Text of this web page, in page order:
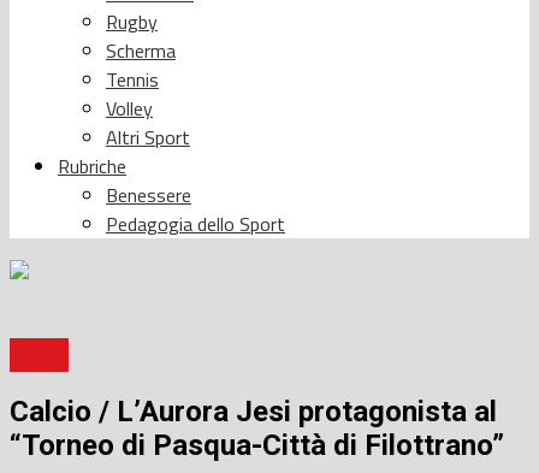
Rugby
Scherma
Tennis
Volley
Altri Sport
Rubriche
Benessere
Pedagogia dello Sport
Calcio / L’Aurora Jesi protagonista al
“Torneo di Pasqua-Città di Filottrano”